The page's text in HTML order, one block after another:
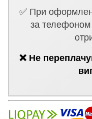
✅ При
за телефоном
❌ Не